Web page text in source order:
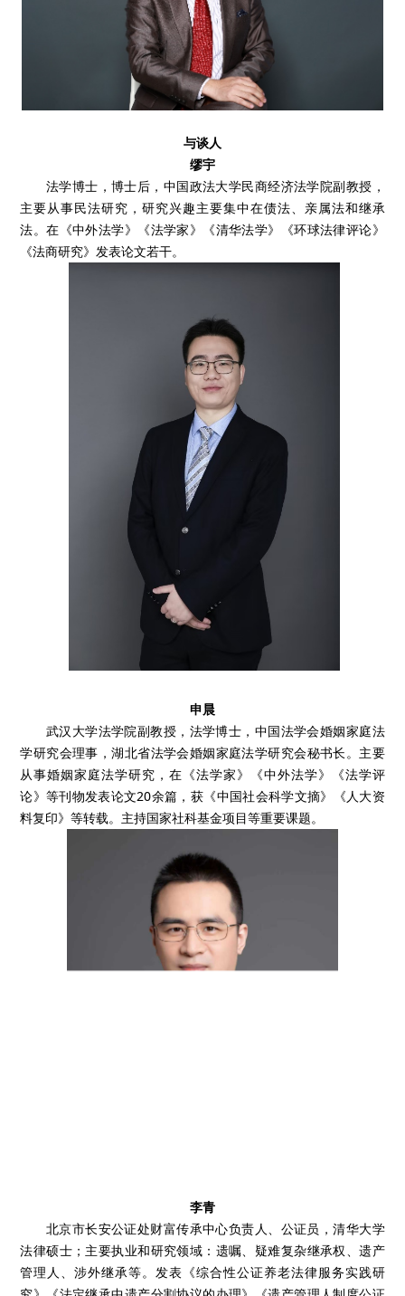
与谈人
缪宇
法学博士，博士后，中国政法大学民商经济法学院副教授，
主要从事民法研究，研究兴趣主要集中在债法、亲属法和继承
法。在《中外法学》《法学家》《清华法学》《环球法律评论》
《法商研究》发表论文若干。
申晨
武汉大学法学院副教授，法学博士，中国法学会婚姻家庭法
学研究会理事，湖北省法学会婚姻家庭法学研究会秘书长。主要
从事婚姻家庭法学研究，在《法学家》《中外法学》《法学评
论》等刊物发表论文20余篇，获《中国社会科学文摘》《人大资
料复印》等转载。主持国家社科基金项目等重要课题。
李青
北京市长安公证处财富传承中心负责人、公证员，清华大学
法律硕士；主要执业和研究领域：遗嘱、疑难复杂继承权、遗产
管理人、涉外继承等。发表《综合性公证养老法律服务实践研